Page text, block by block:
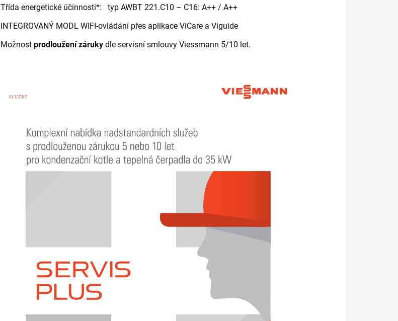
Třída energetické účinnosti*: typ AWBT 221.C10 – C16: A++ / A++
INTEGROVANÝ MODL WIFI-ovládání přes aplikace ViCare a Viguide
Možnost prodloužení záruky dle servisní smlouvy Viessmann 5/10 let.